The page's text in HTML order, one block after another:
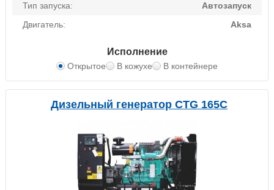
Тип запуска:
Автозапуск
Двигатель:
Aksa
Исполнение
Открытое В кожухе В контейнере
Дизельный генератор CTG 165C